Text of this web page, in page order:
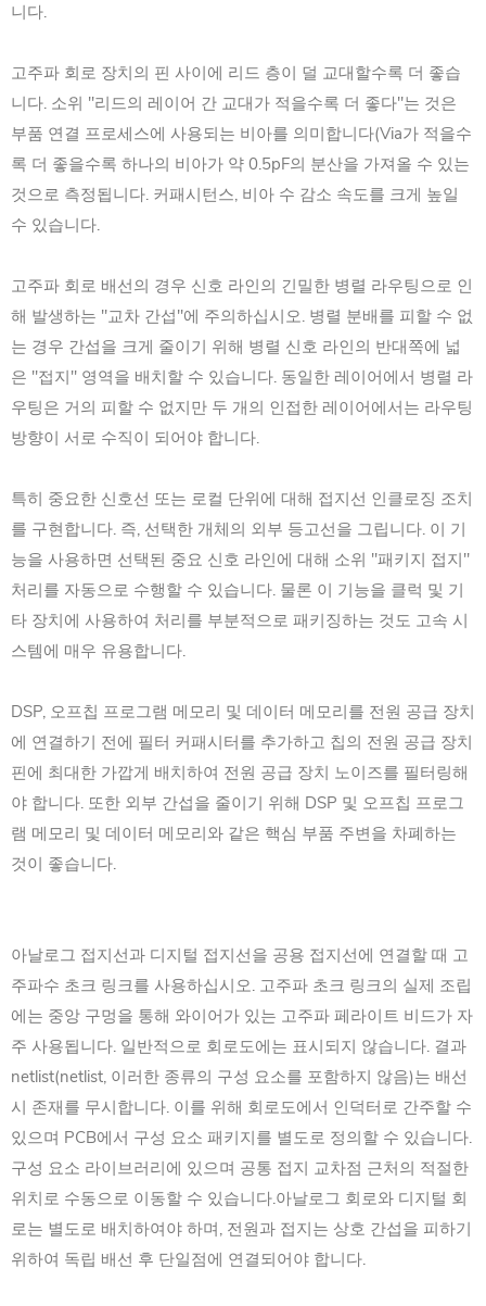
니다.
고주파 회로 장치의 핀 사이에 리드 층이 덜 교대할수록 더 좋습
니다. 소위 "리드의 레이어 간 교대가 적을수록 더 좋다"는 것은
부품 연결 프로세스에 사용되는 비아를 의미합니다(Via가 적을수
록 더 좋을수록 하나의 비아가 약 0.5pF의 분산을 가져올 수 있는
것으로 측정됩니다. 커패시턴스, 비아 수 감소 속도를 크게 높일
수 있습니다.
고주파 회로 배선의 경우 신호 라인의 긴밀한 병렬 라우팅으로 인
해 발생하는 "교차 간섭"에 주의하십시오. 병렬 분배를 피할 수 없
는 경우 간섭을 크게 줄이기 위해 병렬 신호 라인의 반대쪽에 넓
은 "접지" 영역을 배치할 수 있습니다. 동일한 레이어에서 병렬 라
우팅은 거의 피할 수 없지만 두 개의 인접한 레이어에서는 라우팅
방향이 서로 수직이 되어야 합니다.
특히 중요한 신호선 또는 로컬 단위에 대해 접지선 인클로징 조치
를 구현합니다. 즉, 선택한 개체의 외부 등고선을 그립니다. 이 기
능을 사용하면 선택된 중요 신호 라인에 대해 소위 "패키지 접지"
처리를 자동으로 수행할 수 있습니다. 물론 이 기능을 클럭 및 기
타 장치에 사용하여 처리를 부분적으로 패키징하는 것도 고속 시
스템에 매우 유용합니다.
DSP, 오프칩 프로그램 메모리 및 데이터 메모리를 전원 공급 장치
에 연결하기 전에 필터 커패시터를 추가하고 칩의 전원 공급 장치
핀에 최대한 가깝게 배치하여 전원 공급 장치 노이즈를 필터링해
야 합니다. 또한 외부 간섭을 줄이기 위해 DSP 및 오프칩 프로그
램 메모리 및 데이터 메모리와 같은 핵심 부품 주변을 차폐하는
것이 좋습니다.
아날로그 접지선과 디지털 접지선을 공용 접지선에 연결할 때 고
주파수 초크 링크를 사용하십시오. 고주파 초크 링크의 실제 조립
에는 중앙 구멍을 통해 와이어가 있는 고주파 페라이트 비드가 자
주 사용됩니다. 일반적으로 회로도에는 표시되지 않습니다. 결과
netlist(netlist, 이러한 종류의 구성 요소를 포함하지 않음)는 배선
시 존재를 무시합니다. 이를 위해 회로도에서 인덕터로 간주할 수
있으며 PCB에서 구성 요소 패키지를 별도로 정의할 수 있습니다.
구성 요소 라이브러리에 있으며 공통 접지 교차점 근처의 적절한
위치로 수동으로 이동할 수 있습니다.아날로그 회로와 디지털 회
로는 별도로 배치하여야 하며, 전원과 접지는 상호 간섭을 피하기
위하여 독립 배선 후 단일점에 연결되어야 합니다.